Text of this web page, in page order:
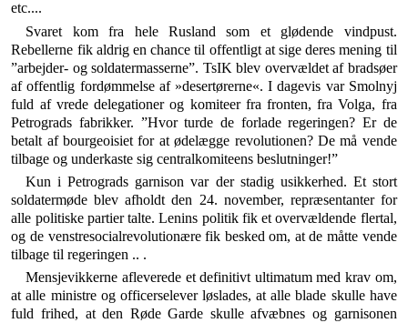
etc....
Svaret kom fra hele Rusland som et glødende vind­pust.
Rebellerne fik aldrig en chance til offentligt at sige deres mening til
”arbejder- og soldatermasserne”. TsIK blev overvældet af bradsøer
af offentlig fordøm­melse af »desertørerne«. I dagevis var Smolnyj
fuld af vrede delegationer og komiteer fra fronten, fra Volga, fra
Petrograds fabrikker. ”Hvor turde de forlade rege­ringen? Er de
betalt af bourgeoisiet for at ødelægge re­volutionen? De må vende
tilbage og underkaste sig cen­tralkomiteens beslutninger!”
Kun i Petrograds garnison var der stadig usikkerhed. Et stort
soldatermøde blev afholdt den 24. november, repræsentanter for
alle politiske partier talte. Lenins politik fik et overvældende flertal,
og de venstresocial­revolutionære fik besked om, at de måtte vende
tilbage til regeringen .. .
Mensjevikkerne afleverede et definitivt ultimatum med krav om,
at alle ministre og officerselever løslades, at alle blade skulle have
fuld frihed, at den Røde Garde skulle afvæbnes og garnisonen